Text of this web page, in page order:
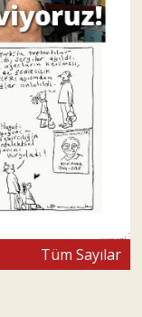
Tüm Sayılar